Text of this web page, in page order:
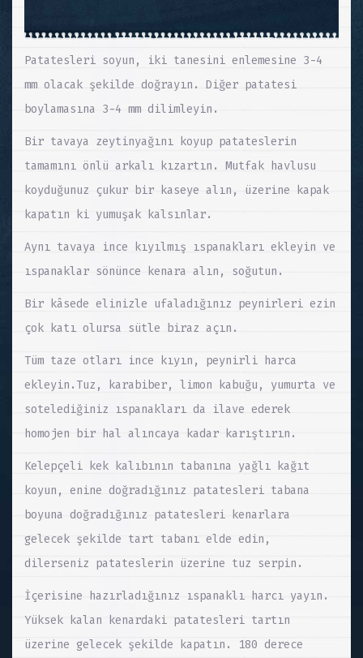
Patatesleri soyun, iki tanesini enlemesine 3-4
mm olacak şekilde doğrayın. Diğer patatesi
boylamasına 3-4 mm dilimleyin.
Bir tavaya zeytinyağını koyup patateslerin
tamamını önlü arkalı kızartın. Mutfak havlusu
koyduğunuz çukur bir kaseye alın, üzerine kapak
kapatın ki yumuşak kalsınlar.
Aynı tavaya ince kıyılmış ıspanakları ekleyin ve
ıspanaklar sönünce kenara alın, soğutun.
Bir kâsede elinizle ufaladığınız peynirleri ezin
çok katı olursa sütle biraz açın.
Tüm taze otları ince kıyın, peynirli harca
ekleyin.Tuz, karabiber, limon kabuğu, yumurta ve
sotelediğiniz ıspanakları da ilave ederek
homojen bir hal alıncaya kadar karıştırın.
Kelepçeli kek kalıbının tabanına yağlı kağıt
koyun, enine doğradığınız patatesleri tabana
boyuna doğradığınız patatesleri kenarlara
gelecek şekilde tart tabanı elde edin,
dilerseniz patateslerin üzerine tuz serpin.
İçerisine hazırladığınız ıspanaklı harcı yayın.
Yüksek kalan kenardaki patatesleri tartın
üzerine gelecek şekilde kapatın. 180 derece